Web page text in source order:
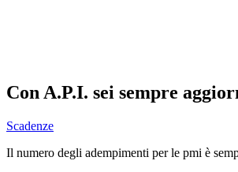
Con A.P.I. sei sempre
Scadenze
Il numero degli adempimenti per le pmi è